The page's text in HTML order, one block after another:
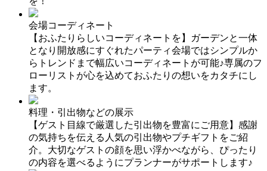
会場コーディネート
【おふたりらしいコーディネートを】ガーデンと一体
となり開放感にすぐれたパーティ会場ではシンプルか
らトレンドまで幅広いコーディネートが可能♪専属のフ
ローリストが心を込めておふたりの想いをカタチにし
ます。
料理・引出物などの展示
【ゲスト目線で厳選した引出物を豊富にご用意】感謝
の気持ちを伝える人気の引出物やプチギフトをご紹
介。大切なゲストの顔を思い浮かべながら、ぴったり
の内容を選べるようにプランナーがサポートします♪